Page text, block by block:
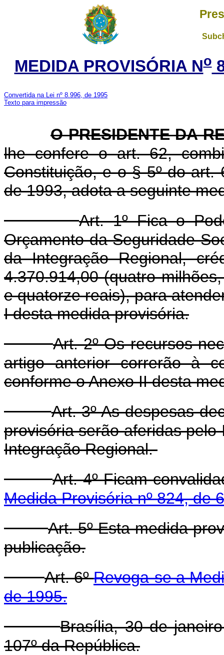
MEDIDA PROVISÓRIA No
Convertida na Lei nº 8.996, de 1995
Texto para impressão
O PRESIDENTE DA
lhe confere o art. 62,
Constituição, e o § 5º do
de 1993, adota a seguinte
Art. 1º Fica o
Orçamento da Seguridade
da Integração Regional,
4.370.914,00 (quatro
e quatorze reais), para
I desta medida provisória.
Art. 2º Os recursos
artigo anterior correrão à
conforme o Anexo II desta
Art. 3º As despesas
provisória serão aferidas
Integração Regional.
Art. 4º Ficam
Medida Provisória nº 824, de
Art. 5º Esta medida
publicação.
Art. 6ºRevoga-se a
de 1995.
Brasília, 30 de
107º da República.